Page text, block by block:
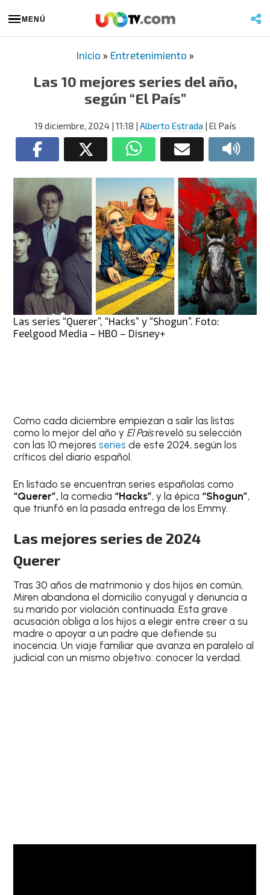
MENÚ
Inicio » Entretenimiento »
Las 10 mejores series del año,
según “El País”
19 diciembre, 2024| 11:18 | Alberto Estrada | El País
Las series “Querer”, “Hacks” y “Shogun”. Foto:
Feelgood Media – HBO – Disney+
Como cada diciembre empiezan a salir las listas
como lo mejor del año y El Paísreveló su selección
con las 10 mejoresseriesde este 2024, según los
críticos del diario español.
En listado se encuentran series españolas como
“Querer”, la comedia “Hacks”, y la épica “Shogun”,
que triunfó en la pasada entrega de los Emmy.
Las mejores series de 2024
Querer
Tras 30 años de matrimonio y dos hijos en común,
Miren abandona el domicilio conyugal y denuncia a
su marido por violación continuada. Esta grave
acusación obliga a los hijos a elegir entre creer a su
madre o apoyar a un padre que defiende su
inocencia. Un viaje familiar que avanza en paralelo al
judicial con un mismo objetivo: conocer la verdad.